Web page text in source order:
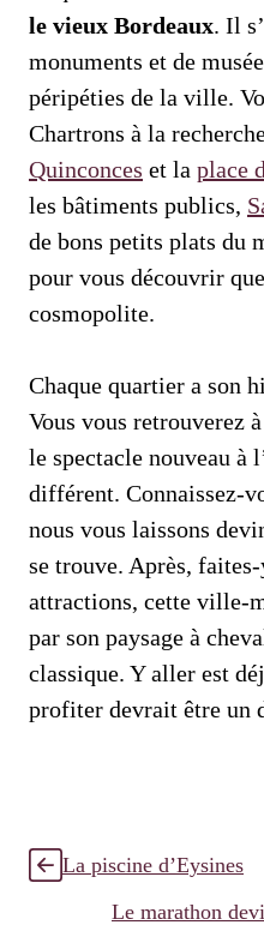
le vieux Bordeaux. Il
monuments et de
péripéties de la ville.
Chartrons à la
Quinconces et la place
les bâtiments publics,
de bons petits plats du
pour vous découvrir
cosmopolite.
Chaque quartier a son
Vous vous retrouverez
le spectacle nouveau à
différent. Connaissez-
nous vous laissons
se trouve. Après,
attractions, cette ville-
par son paysage à
classique. Y aller est
profiter devrait être un
La piscine d’Eysines
Le marathon